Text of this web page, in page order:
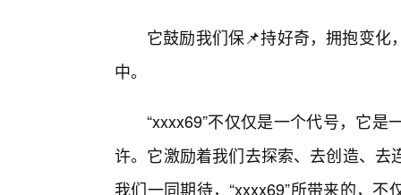
它鼓励我们保📌持好奇，拥抱变
中。
“xxxx69”不仅仅是一个代号，它
许。它激励着我们去探索、去创造、
我们一同期待，“xxxx69”所带来的，